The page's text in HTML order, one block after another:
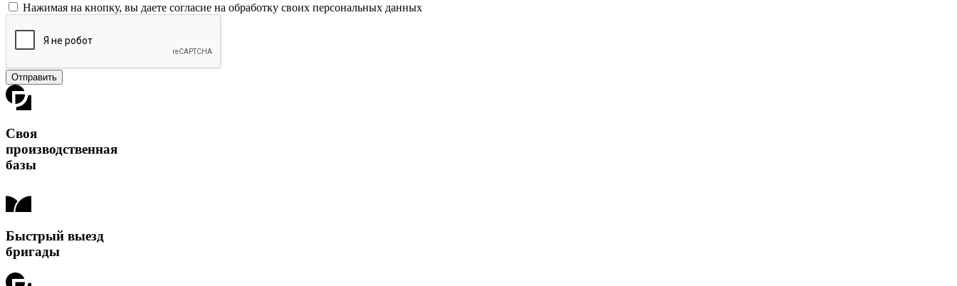
Нажимая на кнопку, вы даете согласие на обработку своих персональных данных
Отправить
Своя
производственная
базы
Быстрый выезд
бригады